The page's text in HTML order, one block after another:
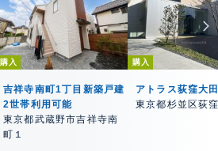
購入
吉祥寺南町1丁目新築戸建
2世帯利用可能
東京都武蔵野市吉祥寺南
町１
購入
アトラス荻窪大
東京都杉並区荻